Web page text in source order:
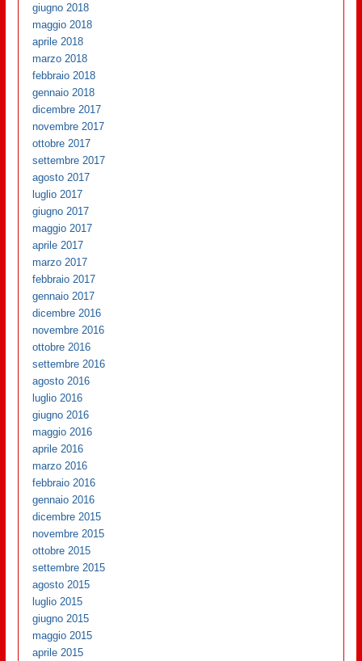
giugno 2018
maggio 2018
aprile 2018
marzo 2018
febbraio 2018
gennaio 2018
dicembre 2017
novembre 2017
ottobre 2017
settembre 2017
agosto 2017
luglio 2017
giugno 2017
maggio 2017
aprile 2017
marzo 2017
febbraio 2017
gennaio 2017
dicembre 2016
novembre 2016
ottobre 2016
settembre 2016
agosto 2016
luglio 2016
giugno 2016
maggio 2016
aprile 2016
marzo 2016
febbraio 2016
gennaio 2016
dicembre 2015
novembre 2015
ottobre 2015
settembre 2015
agosto 2015
luglio 2015
giugno 2015
maggio 2015
aprile 2015